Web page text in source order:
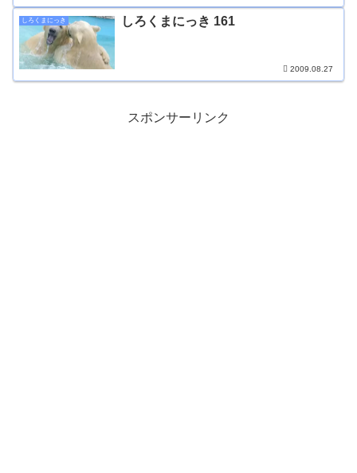
しろくまにっき しろくまにっき 161
2009.08.27
スポンサーリンク